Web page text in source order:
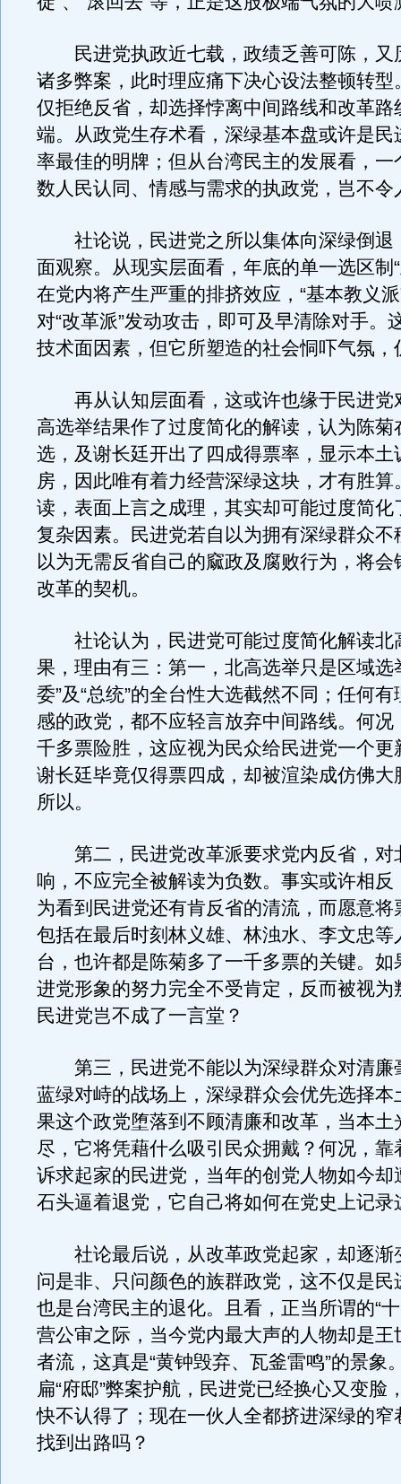
民进党执政近七载，政绩乏善可陈，又
诸多弊案，此时理应痛下决心设法整顿转型
仅拒绝反省，却选择悖离中间路线和改革路
端。从政党生存术看，深绿基本盘或许是民
率最佳的明牌；但从台湾民主的发展看，一
数人民认同、情感与需求的执政党，岂不令
社论说，民进党之所以集体向深绿倒退
面观察。从现实层面看，年底的单一选区制
在党内将产生严重的排挤效应，“基本教义
对“改革派”发动攻击，即可及早清除对手。
技术面因素，但它所塑造的社会恫吓气氛，
再从认知层面看，这或许也缘于民进党
高选举结果作了过度简化的解读，认为陈菊
选，及谢长廷开出了四成得票率，显示本土
房，因此唯有着力经营深绿这块，才有胜算
读，表面上言之成理，其实却可能过度简化
复杂因素。民进党若自以为拥有深绿群众不
以为无需反省自己的窳政及腐败行为，将会
改革的契机。
社论认为，民进党可能过度简化解读北
果，理由有三：第一，北高选举只是区域选
委”及“总统”的全台性大选截然不同；任何
感的政党，都不应轻言放弃中间路线。何况
千多票险胜，这应视为民众给民进党一个更
谢长廷毕竟仅得票四成，却被渲染成仿佛大
所以。
第二，民进党改革派要求党内反省，对
响，不应完全被解读为负数。事实或许相反
为看到民进党还有肯反省的清流，而愿意将
包括在最后时刻林义雄、林浊水、李文忠等
台，也许都是陈菊多了一千多票的关键。如
进党形象的努力完全不受肯定，反而被视为
民进党岂不成了一言堂？
第三，民进党不能以为深绿群众对清廉
蓝绿对峙的战场上，深绿群众会优先选择本
果这个政党堕落到不顾清廉和改革，当本土
尽，它将凭藉什么吸引民众拥戴？何况，靠
诉求起家的民进党，当年的创党人物如今却
石头逼着退党，它自己将如何在党史上记录
社论最后说，从改革政党起家，却逐渐
问是非、只问颜色的族群政党，这不仅是民
也是台湾民主的退化。且看，正当所谓的“
营公审之际，当今党内最大声的人物却是王
者流，这真是“黄钟毁弃、瓦釜雷鸣”的景象
扁“府邸”弊案护航，民进党已经换心又变脸
快不认得了；现在一伙人全都挤进深绿的窄
找到出路吗？